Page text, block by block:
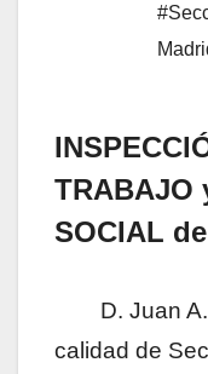
TRABAJO
SOCIAL
D. Juan
calidad de